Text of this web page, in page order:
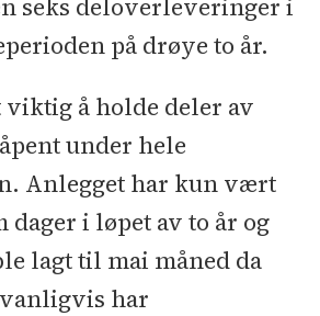
seks deloverleveringer i
på drøye to år.
å holde deler av
under hele
Anlegget har kun vært
dager i løpet av to år og
lagt til mai måned da
har